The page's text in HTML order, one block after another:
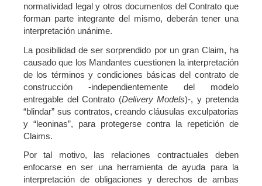
normatividad legal y otros documentos del Contrato que
forman parte integrante del mismo, deberán tener una
interpretación unánime.
La posibilidad de ser sorprendido por un gran Claim, ha
causado que los Mandantes cuestionen la interpretación
de los términos y condiciones básicas del contrato de
construcción -independientemente del modelo
entregable del Contrato (Delivery Models)-, y pretenda
“blindar” sus contratos, creando cláusulas exculpatorias
y “leoninas”, para protegerse contra la repetición de
Claims.
Por tal motivo, las relaciones contractuales deben
enfocarse en ser una herramienta de ayuda para la
interpretación de obligaciones y derechos de ambas